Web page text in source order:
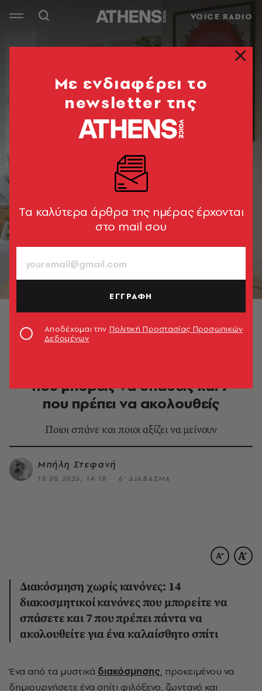
VOICE RADIO
© Kailun Zhang/Unsplash
που μπορείς να σπάσεις και 7
που πρέπει να ακολουθείς
Ποιοι σπάνε και ποιοι αξίζει να μείνουν
Μπήλη Στεφανή
15.05.2026, 14:18 6’ ΔΙΑΒΑΣΜΑ
Διακόσμηση χωρίς κανόνες: 14
διακοσμητικοί κανόνες που μπορείτε να
σπάσετε και 7 που πρέπει πάντα να
ακολουθείτε για ένα καλαίσθητο σπίτι
Ένα από τα μυστικά διακόσμησης, προκειμένου να
δημιουργήσετε ένα σπίτι φιλόξενο, ζωντανό και
Mε ενδιαφέρει το
newsletter της
Tα καλύτερα άρθρα της ημέρας έρχονται
στο mail σου
ΕΓΓΡΑΦΗ
Αποδέχομαι την Πολιτική Προστασίας Προσωπικών
Δεδομένων